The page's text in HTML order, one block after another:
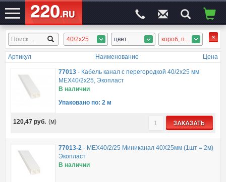
ЭЛЕКТРОСАЙТ№1 40\2x25 цвет короб, плинтус
Артикул Наименование Цена
77013 - Кабель канал с перегородкой 40/2х25 мм
MEX40/2х25, Экопласт
В наличии
Упаковано по: 2 м
120,47руб. (м) ЗАКАЗАТЬ
77013-2 - MEX40/2/25 Миниканал 40Х25мм (1шт = 2м)
Экопласт
В наличии